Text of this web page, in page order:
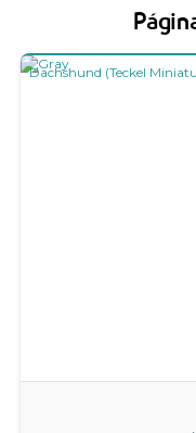
Dachshund (Teckel